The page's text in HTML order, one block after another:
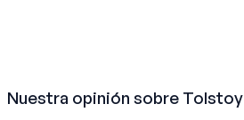
Nuestra opinión sobre Tolstoy